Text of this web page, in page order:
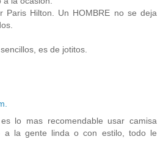
Paris Hilton. Un HOMBRE no se deja
es de jotitos.
lo mas recomendable usar camisa
a la gente linda o con estilo, todo le